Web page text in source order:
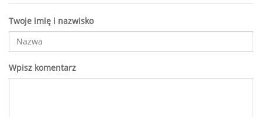
Twoje imię i nazwisko
Wpisz komentarz